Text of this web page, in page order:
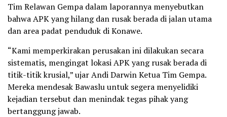
Tim Relawan Gempa dalam laporannya menyebutkan
bahwa APK yang hilang dan rusak berada di jalan utama
dan area padat penduduk di Konawe.
“Kami memperkirakan perusakan ini dilakukan secara
sistematis, mengingat lokasi APK yang rusak berada di
titik-titik krusial,” ujar Andi Darwin Ketua Tim Gempa.
Mereka mendesak Bawaslu untuk segera menyelidiki
kejadian tersebut dan menindak tegas pihak yang
bertanggung jawab.